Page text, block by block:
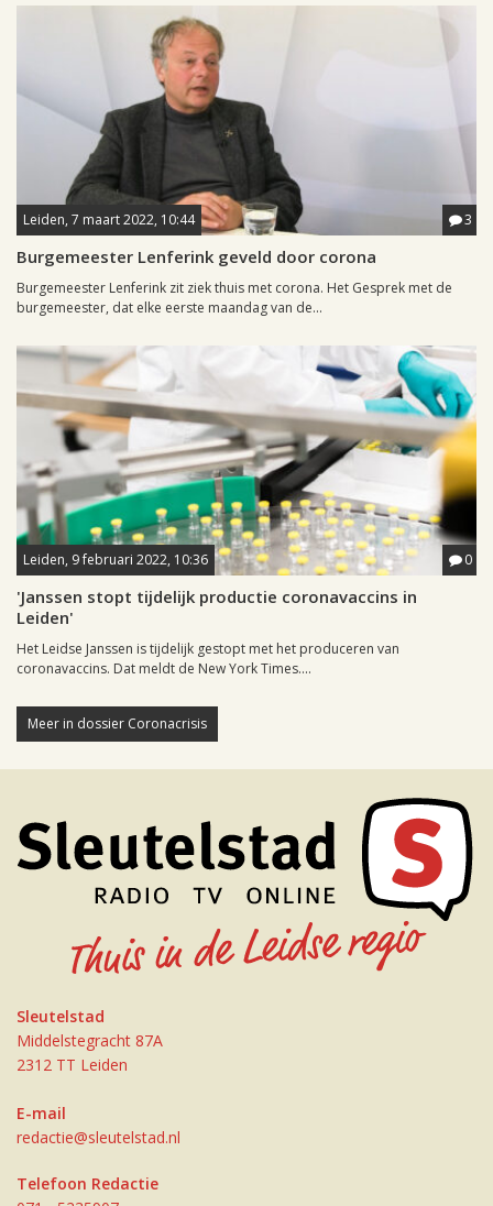
Leiden, 7 maart 2022, 10:44 3
Burgemeester Lenferink geveld door corona
Burgemeester Lenferink zit ziek thuis met corona. Het Gesprek met de
burgemeester, dat elke eerste maandag van de...
Leiden, 9 februari 2022, 10:36 0
'Janssen stopt tijdelijk productie coronavaccins in
Leiden'
Het Leidse Janssen is tijdelijk gestopt met het produceren van
coronavaccins. Dat meldt de New York Times....
Meer in dossier Coronacrisis
Sleutelstad
Middelstegracht 87A
2312 TT Leiden
E-mail
redactie@sleutelstad.nl
Telefoon Redactie